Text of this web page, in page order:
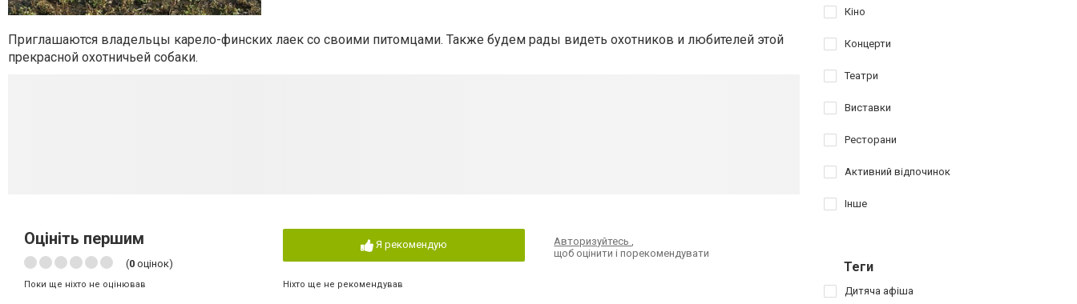
Приглашаются владельцы карело-финских лаек со своими питомцами. Также будем рады видеть охотников и любителей этой
прекрасной охотничьей собаки.
Оцініть першим
(0 оцінок)
Поки ще ніхто не оцінював
Я рекомендую
Ніхто ще не рекомендував
Авторизуйтесь,
щоб оцінити і порекомендувати
Кіно
Концерти
Театри
Виставки
Ресторани
Активний відпочинок
Інше
Теги
Дитяча афіша